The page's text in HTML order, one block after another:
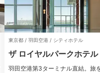
東京都 / 羽田空港 / シティホテル
ザ ロイヤルパークホテル
羽田
羽田空港第3ターミナル直結。旅